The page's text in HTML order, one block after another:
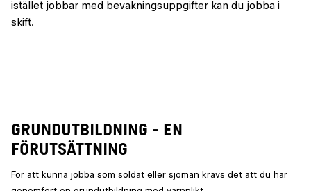
istället jobbar med bevakningsuppgifter kan du jobba i
skift.
GRUNDUTBILDNING - EN
FÖRUTSÄTTNING
För att kunna jobba som soldat eller sjöman krävs det att du har